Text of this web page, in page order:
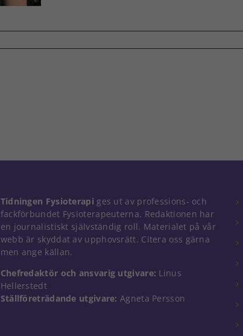
Tidningen Fysioterapi ges ut av professions- och
fackförbundet Fysioterapeuterna. Redaktionen har
en journalistiskt självständig roll. Materialet på vår
webb är skyddat av upphovsrätt. Citera oss gärna
men ange källan.
Chefredaktör och ansvarig utgivare: Linus
Hellerstedt
Ställföreträdande utgivare: Agneta Persson
Nödvändiga
Dessa kakor
går inte att
välja bort. De
behövs för
taget ska